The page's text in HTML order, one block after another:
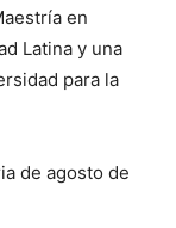
en
Latina y una
para la
de agosto de